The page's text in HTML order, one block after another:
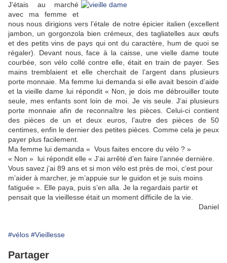
J’étais au marché
avec ma femme et
nous nous dirigions vers l’étale de notre épicier italien (excellent
jambon, un gorgonzola bien crémeux, des tagliatelles aux œufs
et des petits vins de pays qui ont du caractère, hum de quoi se
régaler). Devant nous, face à la caisse, une vielle dame toute
courbée, son vélo collé contre elle, était en train de payer. Ses
mains tremblaient et elle cherchait de l’argent dans plusieurs
porte monnaie. Ma femme lui demanda si elle avait besoin d’aide
et la vieille dame lui répondit « Non, je dois me débrouiller toute
seule, mes enfants sont loin de moi. Je vis seule. J’ai plusieurs
porte monnaie afin de reconnaître les pièces. Celui-ci contient
des pièces de un et deux euros, l’autre des pièces de 50
centimes, enfin le dernier des petites pièces. Comme cela je peux
payer plus facilement.
Ma femme lui demanda « Vous faites encore du vélo ? »
« Non » lui répondit elle « J’ai arrêté d’en faire l’année dernière.
Vous savez j’ai 89 ans et si mon vélo est près de moi, c’est pour
m’aider à marcher, je m’appuie sur le guidon et je suis moins
fatiguée ». Elle paya, puis s’en alla. Je la regardais partir et
pensait que la vieillesse était un moment difficile de la vie.
Daniel
#vélos #Vieillesse
Partager